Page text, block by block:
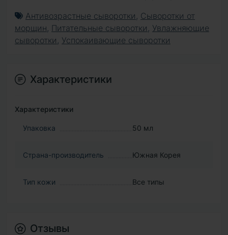
Антивозрастные сыворотки , Сыворотки от
морщин, Питательные сыворотки , Увлажняющие
сыворотки , Успокаивающие сыворотки
Характеристики
Характеристики
Упаковка 50 мл
Страна-производитель Южная Корея
Тип кожи Все типы
Отзывы